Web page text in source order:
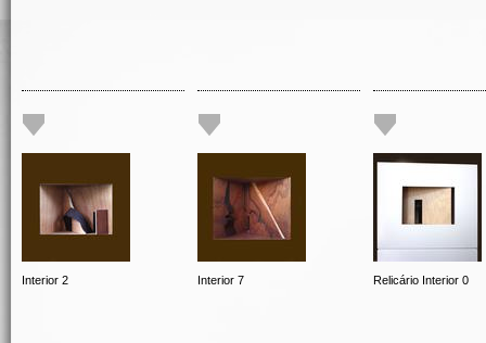
Interior 2 Interior 7 Relicário Interior 0